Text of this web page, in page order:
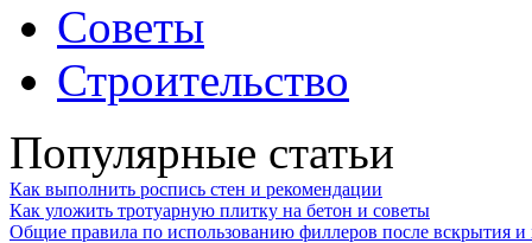
Советы
Строительство
Популярные статьи
Как выполнить роспись стен и рекомендации
Как уложить тротуарную плитку на бетон и советы
Общие правила по использованию филлеров после вскрытия и